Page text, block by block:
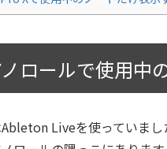
ロールで使用中
Liveを使っていま